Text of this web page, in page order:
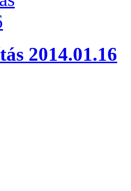
2014.01.16